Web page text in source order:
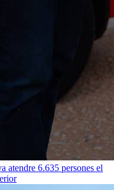
atendre 6.635 persones el